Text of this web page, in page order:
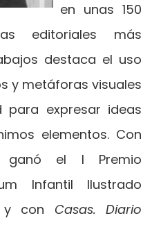
en unas 150
editoriales más
destaca el uso
y metáforas visuales
expresar ideas
elementos. Con
ganó el I Premio
Infantil Ilustrado
y con Casas. Diario